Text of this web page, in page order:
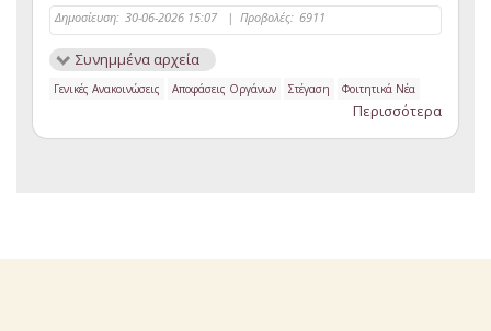
Δημοσίευση: 30-06-2026 15:07 | Προβολές: 6911
Συνημμένα αρχεία
Γενικές Ανακοινώσεις Αποφάσεις Οργάνων Στέγαση Φοιτητικά Νέα
Περισσότερα